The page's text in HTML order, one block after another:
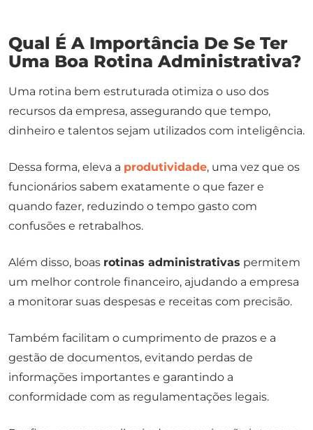
Qual É A Importância De Se Ter
Uma Boa Rotina Administrativa?
Uma rotina bem estruturada otimiza o uso dos
recursos da empresa, assegurando que tempo,
dinheiro e talentos sejam utilizados com inteligência.
Dessa forma, eleva a produtividade, uma vez que os
funcionários sabem exatamente o que fazer e
quando fazer, reduzindo o tempo gasto com
confusões e retrabalhos.
Além disso, boas rotinas administrativas permitem
um melhor controle financeiro, ajudando a empresa
a monitorar suas despesas e receitas com precisão.
Também facilitam o cumprimento de prazos e a
gestão de documentos, evitando perdas de
informações importantes e garantindo a
conformidade com as regulamentações legais.